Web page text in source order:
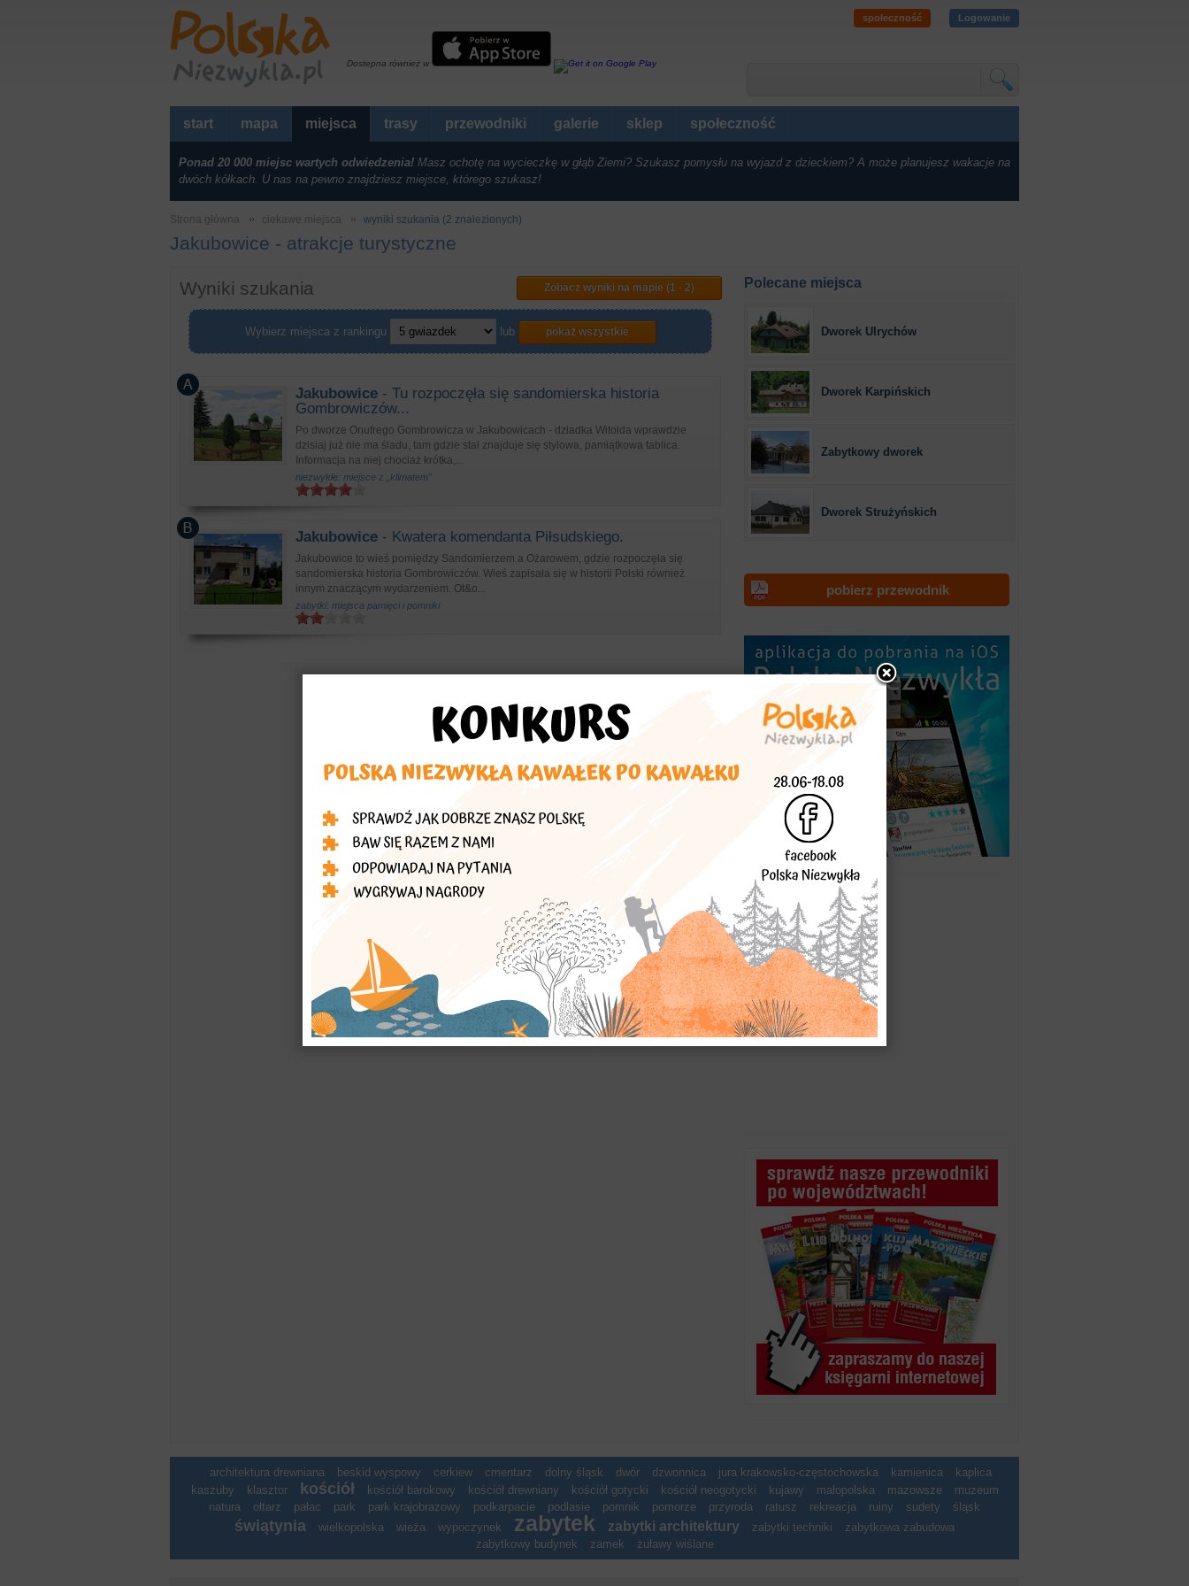
Dostepna również w
społeczność Logowanie
start mapa miejsca trasy przewodniki galerie sklep społeczność
Ponad 20 000 miejsc wartych odwiedzenia! Masz ochotę na wycieczkę w głąb Ziemi? Szukasz pomysłu na wyjazd z dzieckiem? A może planujesz wakacje na
dwóch kółkach. U nas na pewno znajdziesz miejsce, którego szukasz!
Strona główna ciekawe miejsca wyniki szukania (2 znalezionych)
Jakubowice - atrakcje turystyczne
Wyniki szukania Zobacz wyniki na mapie (1 - 2)
Wybierz miejsca z rankingu lub pokaż wszystkie
Jakubowice - Tu rozpoczęła się sandomierska historia
Gombrowiczów...
Po dworze Onufrego Gombrowicza w Jakubowicach - dziadka Witolda wprawdzie
dzisiaj już nie ma śladu, tam gdzie stał znajduje się stylowa, pamiątkowa tablica.
Informacja na niej chociaż krótka,...
niezwykłe: miejsce z „klimatem”
Jakubowice - Kwatera komendanta Piłsudskiego.
Jakubowice to wieś pomiędzy Sandomierzem a Ożarowem, gdzie rozpoczęła się
sandomierska historia Gombrowiczów. Wieś zapisała się w historii Polski również
innym znaczącym wydarzeniem. Ot&o...
zabytki: miejsca pamięci i pomniki
Polecane miejsca
Dworek Ulrychów
Dworek Karpińskich
Zabytkowy dworek
Dworek Strużyńskich
architektura drewniana beskid wyspowy cerkiew cmentarz dolny śląsk dwór dzwonnica jura krakowsko-częstochowska kamienica
kaplica
kaszuby
klasztor kościół kościół barokowy kościół drewniany kościół gotycki kościół neogotycki kujawy małopolska mazowsze
muzeum
natura
ołtarz pałac park park krajobrazowy podkarpacie podlasie pomnik pomorze przyroda ratusz rekreacja ruiny sudety śląsk
świątynia wielkopolska wieża wypoczynek zabytek zabytki architektury zabytki techniki
zabytkowa zabudowa
zabytkowy budynek
zamek żuławy wiślane